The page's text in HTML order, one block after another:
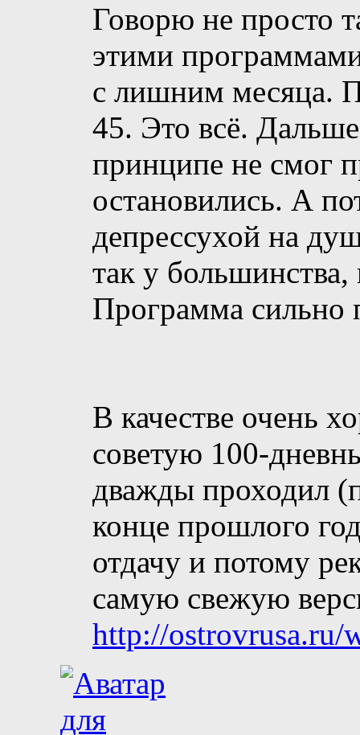
Говорю не просто
этими
с лишним месяца.
45. Это всё.
принципе не смог
остановились. А
депрессухой на
так у
Программа сильно
В качестве очень
советую 100-
дважды проходил
конце прошлого
отдачу и потому
самую свежую
http://ostrovrusa.ru/